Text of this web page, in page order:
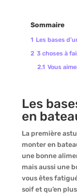
Sommaire
1 Les bases
2 3 choses à
2.1 Vous
Les
en
La première
monter en
une bonne
mais aussi une
vous êtes
soif et qu’en